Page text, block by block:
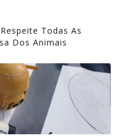
Todas As
Dos Animais